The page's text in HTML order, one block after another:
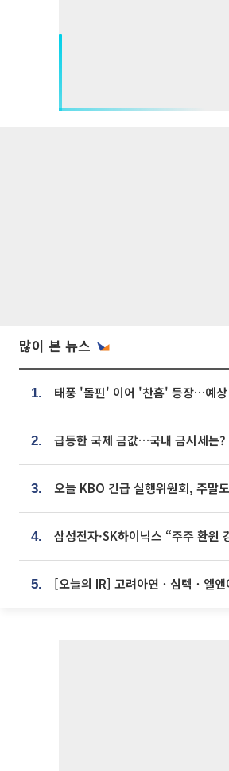
많이 본 뉴스
1.
2. 급등한 국제 금값…국내 금시세는?
3. 오늘 KBO 긴급 실행위원회, 주말
4. 삼성전자·SK하이닉스 “주주 환원
5. [오늘의 IR] 고려아연ㆍ심텍ㆍ엘앤